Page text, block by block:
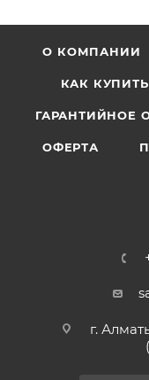
О КОМПАНИИ
КАК КУПИТЬ
ГАРАНТИЙНОЕ
ОФЕРТА
г.